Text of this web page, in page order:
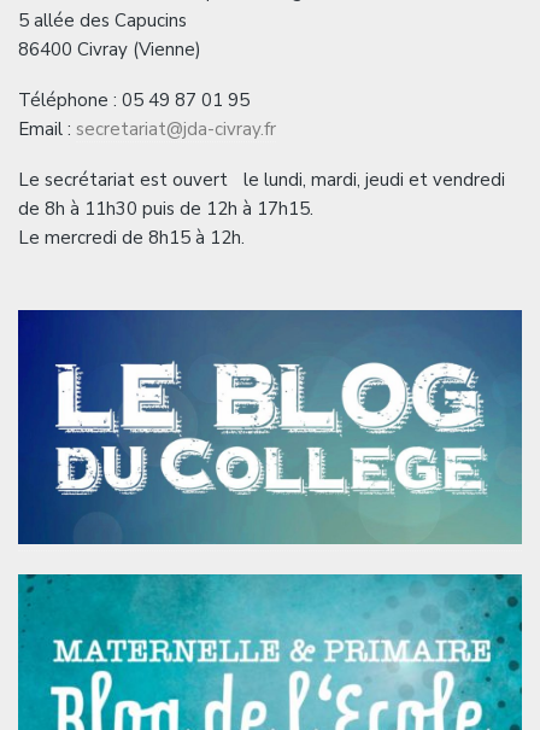
5 allée des Capucins
86400 Civray (Vienne)
Téléphone : 05 49 87 01 95
Email : secretariat@jda-civray.fr
Le secrétariat est ouvert le lundi, mardi, jeudi et vendredi
de 8h à 11h30 puis de 12h à 17h15.
Le mercredi de 8h15 à 12h.